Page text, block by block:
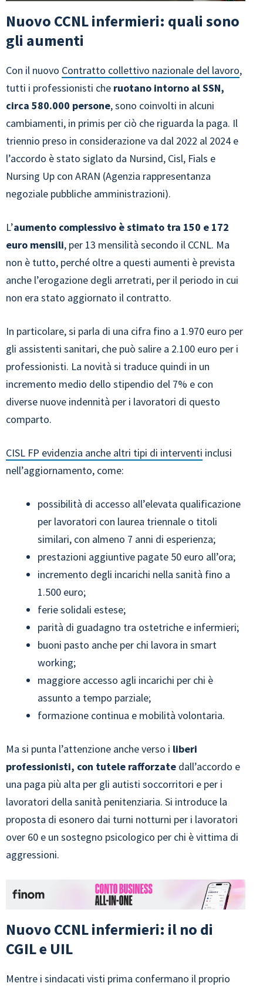
Nuovo CCNL infermieri: quali sono
gli aumenti
Con il nuovo Contratto collettivo nazionale del lavoro,
tutti i professionisti che ruotano intorno al SSN,
circa 580.000 persone, sono coinvolti in alcuni
cambiamenti, in primis per ciò che riguarda la paga. Il
triennio preso in considerazione va dal 2022 al 2024 e
l’accordo è stato siglato da Nursind, Cisl, Fials e
Nursing Up con ARAN (Agenzia rappresentanza
negoziale pubbliche amministrazioni).
L’aumento complessivo è stimato tra 150 e 172
euro mensili, per 13 mensilità secondo il CCNL. Ma
non è tutto, perché oltre a questi aumenti è prevista
anche l’erogazione degli arretrati, per il periodo in cui
non era stato aggiornato il contratto.
In particolare, si parla di una cifra fino a 1.970 euro per
gli assistenti sanitari, che può salire a 2.100 euro per i
professionisti. La novità si traduce quindi in un
incremento medio dello stipendio del 7% e con
diverse nuove indennità per i lavoratori di questo
comparto.
CISL FP evidenzia anche altri tipi di interventi inclusi
nell’aggiornamento, come:
possibilità di accesso all’elevata qualificazione
per lavoratori con laurea triennale o titoli
similari, con almeno 7 anni di esperienza;
prestazioni aggiuntive pagate 50 euro all’ora;
incremento degli incarichi nella sanità fino a
1.500 euro;
ferie solidali estese;
parità di guadagno tra ostetriche e infermieri;
buoni pasto anche per chi lavora in smart
working;
maggiore accesso agli incarichi per chi è
assunto a tempo parziale;
formazione continua e mobilità volontaria.
Ma si punta l’attenzione anche verso i liberi
professionisti, con tutele rafforzate dall’accordo e
una paga più alta per gli autisti soccorritori e per i
lavoratori della sanità penitenziaria. Si introduce la
proposta di esonero dai turni notturni per i lavoratori
over 60 e un sostegno psicologico per chi è vittima di
aggressioni.
Nuovo CCNL infermieri: il no di
CGIL e UIL
Mentre i sindacati visti prima confermano il proprio